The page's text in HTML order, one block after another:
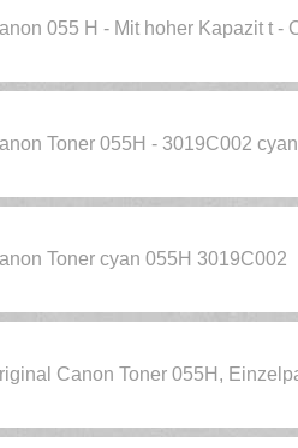
055 H - Mit hoher Kapazit t -
Toner 055H - 3019C002 cyan
Toner cyan 055H 3019C002
Canon Toner 055H,